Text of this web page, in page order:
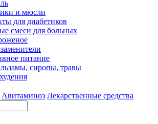
и мюсли
для диабетиков
смеси для больных
питание
сиропы, травы
Авитаминоз Лекарственные средства